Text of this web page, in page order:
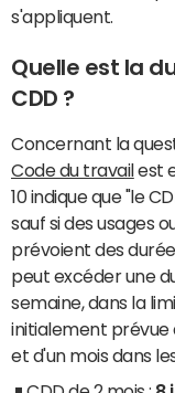
s'appliquent.
Quelle est la
CDD ?
Concernant la
Code du travail est
10 indique que "le
sauf si des usages
prévoient des
peut excéder une
semaine, dans la
initialement prévue
et d'un mois dans